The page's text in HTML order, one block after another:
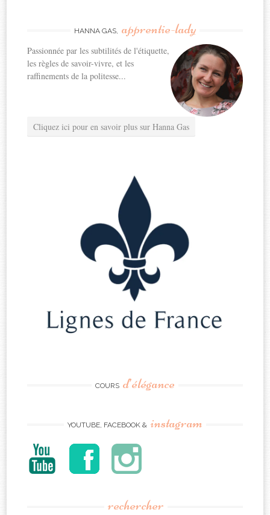
HANNA GAS, apprentie-lady
Passionnée par les subtilités de l'étiquette,
les règles de savoir-vivre, et les
raffinements de la politesse...
Cliquez ici pour en savoir plus sur Hanna Gas
COURS d’élégance
YOUTUBE, FACEBOOK & instagram
rechercher